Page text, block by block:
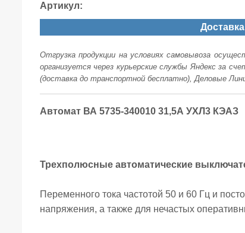
Артикул:
Доставка
Отгрузка продукции на условиях самовывоза
организуется через курьерские службы Яндекс за
(доставка до транспортной бесплатно), Деловые
Автомат ВА 5735-340010 31,5А УХЛ3 КЭАЗ
Трехполюсные автоматические
Переменного тока частотой 50 и 60 Гц и
напряжения, а также для нечастых